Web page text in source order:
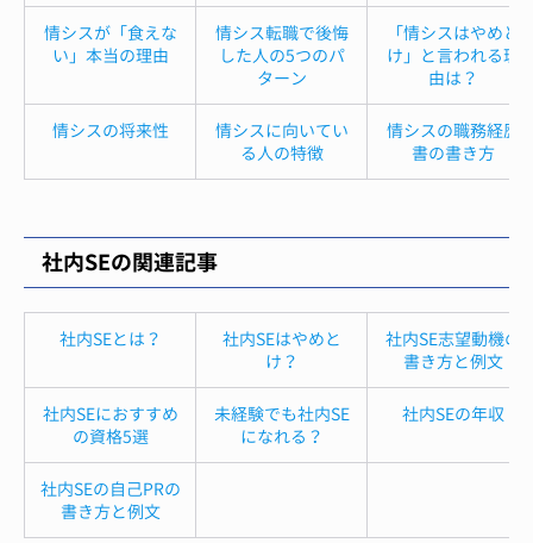
情シスが「食えな
い」本当の理由
情シス転職で後悔
した人の5つのパ
ターン
「情シスはやめと
け」と言われる理
由は？
情シスの将来性
情シスに向いてい
る人の特徴
情シスの職務経歴
書の書き方
社内SEの関連記事
社内SEとは？
社内SEはやめと
け？
社内SE志望動機の
書き方と例文
社内SEにおすすめ
の資格5選
未経験でも社内SE
になれる？
社内SEの年収
社内SEの自己PRの
書き方と例文